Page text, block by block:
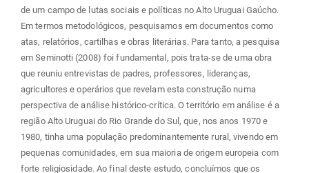
de um campo de lutas sociais e políticas no Alto Uruguai Gaúcho.
Em termos metodológicos, pesquisamos em documentos como
atas, relatórios, cartilhas e obras literárias. Para tanto, a pesquisa
em Seminotti (2008) foi fundamental, pois trata-se de uma obra
que reuniu entrevistas de padres, professores, lideranças,
agricultores e operários que revelam esta construção numa
perspectiva de análise histórico-crítica. O território em análise é a
região Alto Uruguai do Rio Grande do Sul, que, nos anos 1970 e
1980, tinha uma população predominantemente rural, vivendo em
pequenas comunidades, em sua maioria de origem europeia com
forte religiosidade. Ao final deste estudo, concluímos que os